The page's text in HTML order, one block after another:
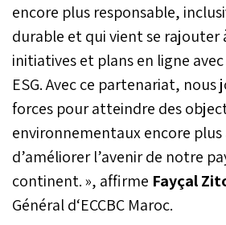
encore plus responsable,
durable et qui vient se rajouter
initiatives et plans en ligne
ESG. Avec ce partenariat, nous
forces pour atteindre des
environnementaux encore
d’améliorer l’avenir de notre
continent. », affirme Fayçal
Général d‘ECCBC Maroc.